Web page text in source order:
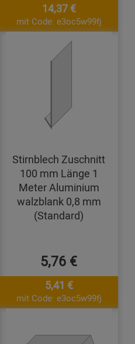
14,37 €
mit Code: e3oc5w99fj
Stirnblech Zuschnitt
100 mm Länge 1
Meter Aluminium
walzblank 0,8 mm
(Standard)
5,76 €
5,41 €
mit Code: e3oc5w99fj